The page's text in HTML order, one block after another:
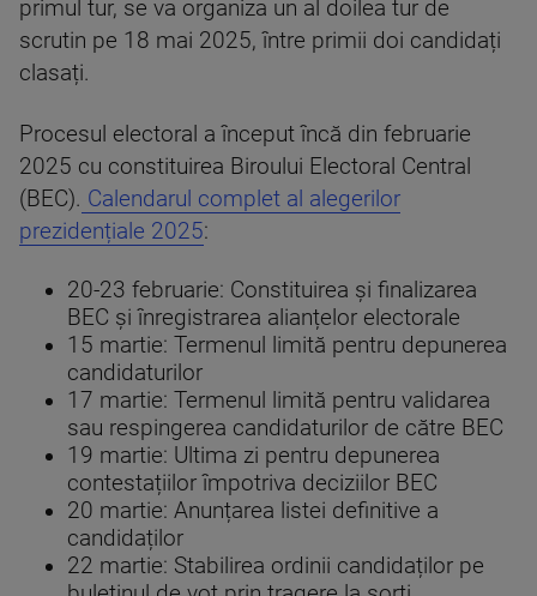
primul tur, se va organiza un al doilea tur de
scrutin pe 18 mai 2025, între primii doi candidați
clasați.
Procesul electoral a început încă din februarie
2025 cu constituirea Biroului Electoral Central
(BEC). Calendarul complet al alegerilor
prezidențiale 2025:
20-23 februarie: Constituirea și finalizarea
BEC și înregistrarea alianțelor electorale
15 martie: Termenul limită pentru depunerea
candidaturilor
17 martie: Termenul limită pentru validarea
sau respingerea candidaturilor de către BEC
19 martie: Ultima zi pentru depunerea
contestațiilor împotriva deciziilor BEC
20 martie: Anunțarea listei definitive a
candidaților
22 martie: Stabilirea ordinii candidaților pe